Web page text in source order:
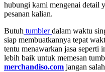
hubungi kami mengenai detail
pesanan kalian.
Butuh tumblerdalam waktu
siap membuatkannya tepat
tentu menawarkan jasa seperti
lebih baik untuk memesan
merchandiso.com jangan